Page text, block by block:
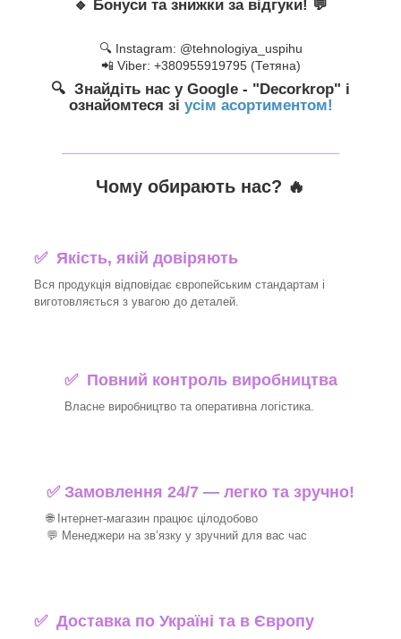
🔹 Бонуси та знижки за відгуки! 💬
🔍 Instagram: @tehnologiya_uspihu
📲 Viber: +380955919795 (Тетяна)
🔍 Знайдіть нас у Google - "Decorkrop" і
ознайомтеся зі усім асортиментом!
Чому обирають нас? 🔥
✅ Якість, якій довіряють
Вся продукція відповідає європейським стандартам і
виготовляється з увагою до деталей.
✅ Повний контроль виробництва
Власне виробництво та оперативна логістика.
✅ Замовлення 24/7 — легко та зручно!
🌐 Інтернет-магазин працює цілодобово
💬 Менеджери на зв’язку у зручний для вас час
✅Доставка по Україні та в Європу